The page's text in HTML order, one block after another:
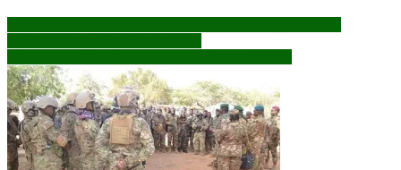
Navigation
de
l’article